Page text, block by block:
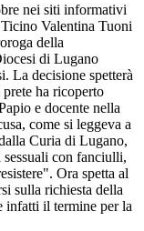
nei siti informativi
Valentina Tuoni
della
di Lugano
La decisione spetterà
ha ricoperto
e docente nella
come si leggeva a
Curia di Lugano,
con fanciulli,
Ora spetta al
sulla richiesta della
infatti il termine per la